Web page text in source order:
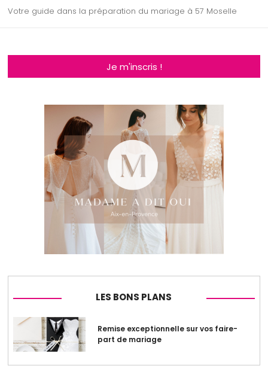
Votre guide dans la préparation du mariage à 57 Moselle
Je m'inscris !
LES BONS PLANS
Remise exceptionnelle sur vos faire-
part de mariage